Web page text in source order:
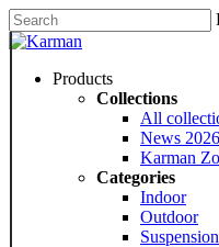
Skip
to
content
Close
Menu
Products
Collections
All
News 2026
Karman
Categories
Indoor
Outdoor
Suspension